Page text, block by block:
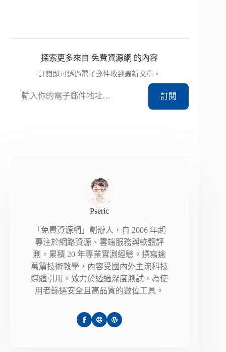
探索更多來自 免費資源網 的內容
訂閱即可透過電子郵件收到最新文章。
訂閱
Pseric
「免費資源網」創辦人，自 2006 年起
專注於網路資源、雲端服務與軟體評
測，累積 20 年專業實測經驗。撰寫逾
萬篇技術教學，內容受國內外主流科技
媒體引用。致力於透過深度測試，為使
用者篩選安全且高品質的數位工具。